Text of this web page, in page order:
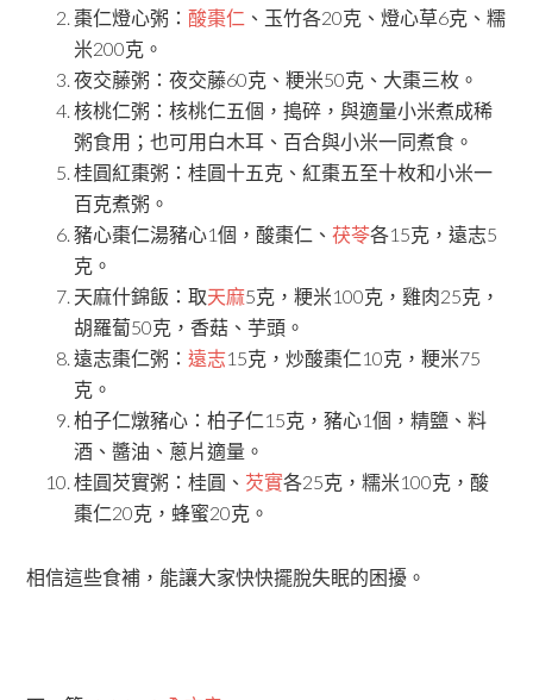
棗仁燈心粥：酸棗仁 、玉竹各20克、燈心草6克、糯
米200克。
夜交藤粥：夜交藤60克、粳米50克、大棗三枚。
核桃仁粥：核桃仁五個，搗碎，與適量小米煮成稀
粥食用；也可用白木耳、百合與小米一同煮食。
桂圓紅棗粥：桂圓十五克、紅棗五至十枚和小米一
百克煮粥。
豬心棗仁湯豬心1個，酸棗仁、茯苓各15克，遠志5
克。
天麻什錦飯：取天麻5克，粳米100克，雞肉25克，
胡羅蔔50克，香菇、芋頭。
遠志棗仁粥：遠志15克，炒酸棗仁10克，粳米75
克。
柏子仁燉豬心：柏子仁15克，豬心1個，精鹽、料
酒、醬油、蔥片適量。
桂圓芡實粥：桂圓、 芡實各25克，糯米100克，酸
棗仁20克，蜂蜜20克。
相信這些食補，能讓大家快快擺脫失眠的困擾。